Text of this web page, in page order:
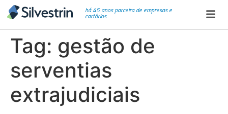
há 45 anos parceira de empresas e
cartórios
Tag: gestão de
serventias
extrajudiciais